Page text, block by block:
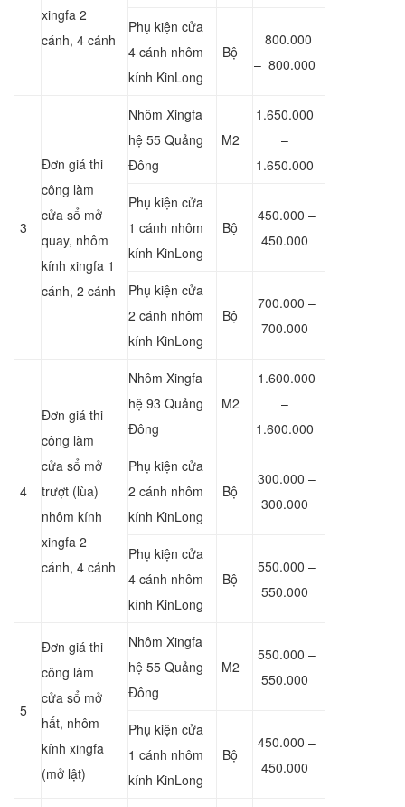
xingfa 2
cánh, 4 cánh
Phụ kiện cửa
4 cánh nhôm
kính KinLong
Bộ
800.000
– 800.000
3
Đơn giá thi
công làm
cửa sổ mở
quay, nhôm
kính xingfa 1
cánh, 2 cánh
Nhôm Xingfa
hệ 55 Quảng
Đông
M2
1.650.000
–
1.650.000
Phụ kiện cửa
1 cánh nhôm
kính KinLong
Bộ
450.000 –
450.000
Phụ kiện cửa
2 cánh nhôm
kính KinLong
Bộ
700.000 –
700.000
4
Đơn giá thi
công làm
cửa sổ mở
trượt (lùa)
nhôm kính
xingfa 2
cánh, 4 cánh
Nhôm Xingfa
hệ 93 Quảng
Đông
M2
1.600.000
–
1.600.000
Phụ kiện cửa
2 cánh nhôm
kính KinLong
Bộ
300.000 –
300.000
Phụ kiện cửa
4 cánh nhôm
kính KinLong
Bộ
550.000 –
550.000
5
Đơn giá thi
công làm
cửa sổ mở
hất, nhôm
kính xingfa
(mở lật)
Nhôm Xingfa
hệ 55 Quảng
Đông
M2
550.000 –
550.000
Phụ kiện cửa
1 cánh nhôm
kính KinLong
Bộ
450.000 –
450.000